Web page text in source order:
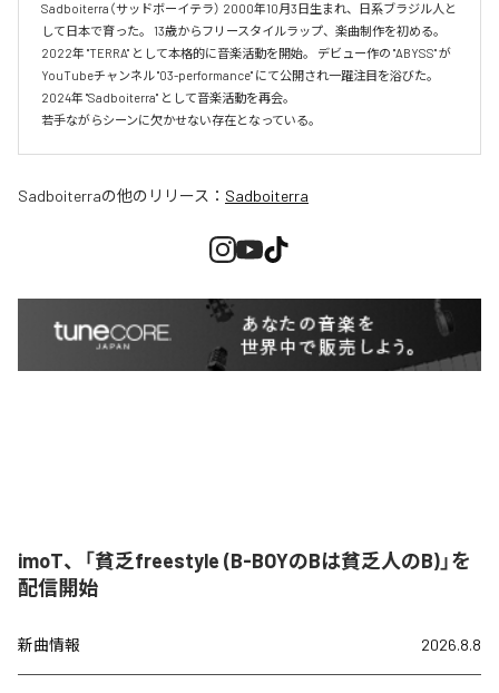
Sadboiterra（サッドボーイテラ） 2000年10月3日生まれ、日系ブラジル人と
して日本で育った。 13歳からフリースタイルラップ、楽曲制作を初める。
2022年 "TERRA" として本格的に音楽活動を開始。 デビュー作の "ABYSS" が
YouTubeチャンネル "03-performance" にて公開され一躍注目を浴びた。
2024年 "Sadboiterra" として音楽活動を再会。
若手ながらシーンに欠かせない存在となっている。
Sadboiterraの他のリリース： Sadboiterra
imoT、「貧乏freestyle (B-BOYのBは貧乏人のB)」を
配信開始
新曲情報 2026.8.8